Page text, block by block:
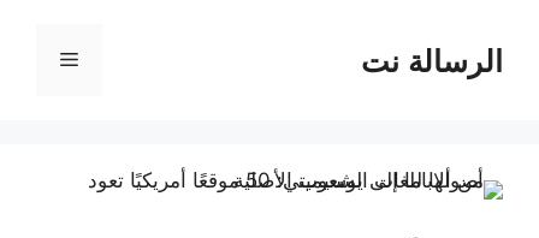
المحتوىالرسالة نت القائمة